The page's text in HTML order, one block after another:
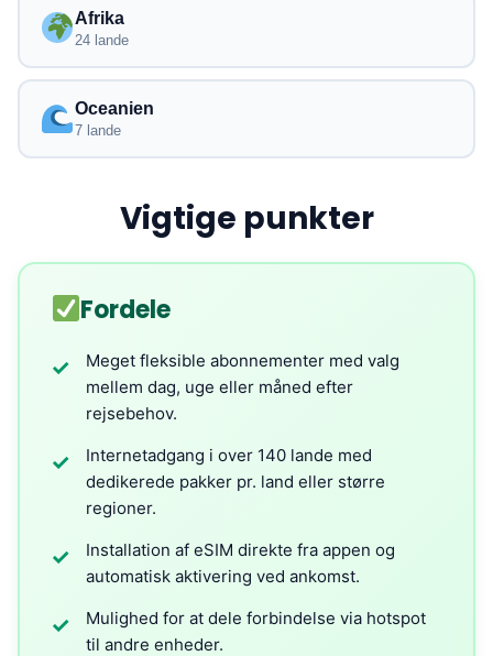
Afrika
24 lande
Oceanien
7 lande
Vigtige punkter
Fordele
✓
Meget fleksible abonnementer med valg
mellem dag, uge eller måned efter
rejsebehov.
✓
Internetadgang i over 140 lande med
dedikerede pakker pr. land eller større
regioner.
✓
Installation af eSIM direkte fra appen og
automatisk aktivering ved ankomst.
✓
Mulighed for at dele forbindelse via hotspot
til andre enheder.